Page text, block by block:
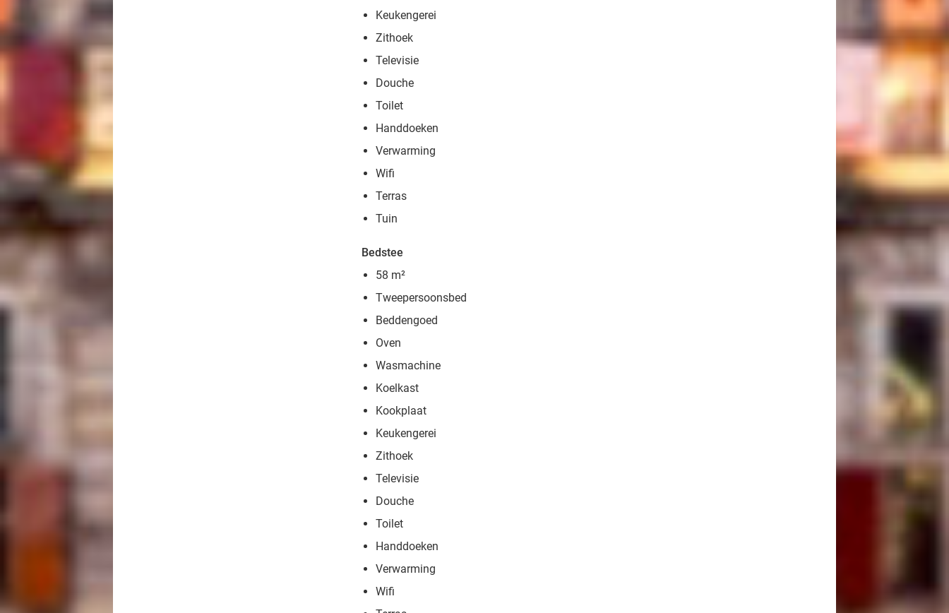
Keukengerei
Zithoek
Televisie
Douche
Toilet
Handdoeken
Verwarming
Wifi
Terras
Tuin
Bedstee
58 m²
Tweepersoonsbed
Beddengoed
Oven
Wasmachine
Koelkast
Kookplaat
Keukengerei
Zithoek
Televisie
Douche
Toilet
Handdoeken
Verwarming
Wifi